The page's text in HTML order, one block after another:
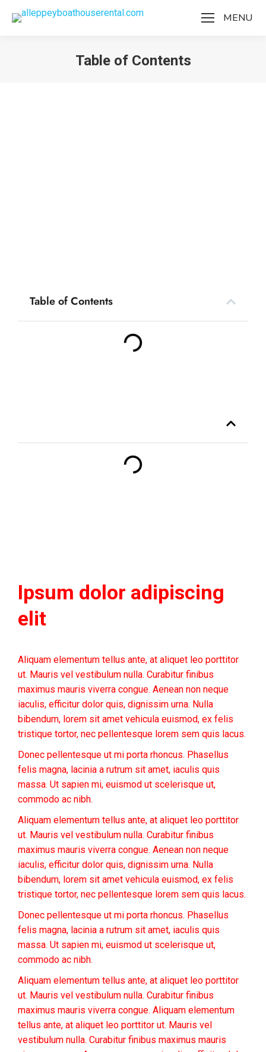
MENU
Table of Contents
Table of Contents
Ipsum dolor adipiscing
elit
Aliquam elementum tellus ante, at aliquet leo porttitor
ut. Mauris vel vestibulum nulla. Curabitur finibus
maximus mauris viverra congue. Aenean non neque
iaculis, efficitur dolor quis, dignissim urna. Nulla
bibendum, lorem sit amet vehicula euismod, ex felis
tristique tortor, nec pellentesque lorem sem quis lacus.
Donec pellentesque ut mi porta rhoncus. Phasellus
felis magna, lacinia a rutrum sit amet, iaculis quis
massa. Ut sapien mi, euismod ut scelerisque ut,
commodo ac nibh.
Aliquam elementum tellus ante, at aliquet leo porttitor
ut. Mauris vel vestibulum nulla. Curabitur finibus
maximus mauris viverra congue. Aenean non neque
iaculis, efficitur dolor quis, dignissim urna. Nulla
bibendum, lorem sit amet vehicula euismod, ex felis
tristique tortor, nec pellentesque lorem sem quis lacus.
Donec pellentesque ut mi porta rhoncus. Phasellus
felis magna, lacinia a rutrum sit amet, iaculis quis
massa. Ut sapien mi, euismod ut scelerisque ut,
commodo ac nibh.
Aliquam elementum tellus ante, at aliquet leo porttitor
ut. Mauris vel vestibulum nulla. Curabitur finibus
maximus mauris viverra congue. Aliquam elementum
tellus ante, at aliquet leo porttitor ut. Mauris vel
vestibulum nulla. Curabitur finibus maximus mauris